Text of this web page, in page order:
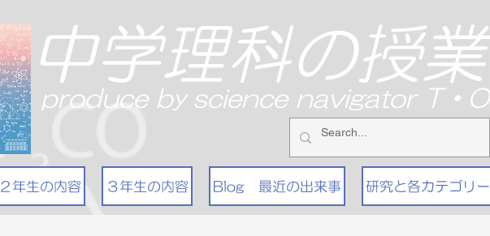
中学理科の授業
produce by science navigator T・O
２年生の内容 ３年生の内容 Blog 最近の出来事 研究と各カテゴリー